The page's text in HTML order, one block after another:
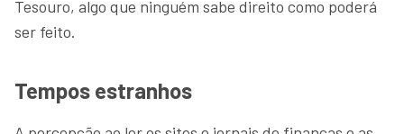
Tesouro, algo que ninguém sabe direito como poderá
ser feito.
Tempos estranhos